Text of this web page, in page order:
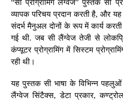
“सी प्रोग्रामिंग लैंग्वेज” पुस्तक सी
व्यापक परिचय प्रदान करती है, और
संदर्भ मैनुअल दोनों के रूप में कार्य
गई थी. जब सी लैंग्वेज तेजी से
कंप्यूटर प्रोग्रामिंग में सिस्टम
रही थी।
यह पुस्तक सी भाषा के विभिन्न
लैंग्वेज सिंटैक्स, डेटा प्रकार,